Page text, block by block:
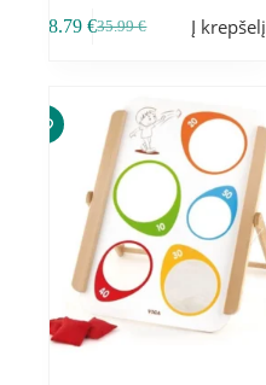
35.99€
28.79€ Į krepšelį